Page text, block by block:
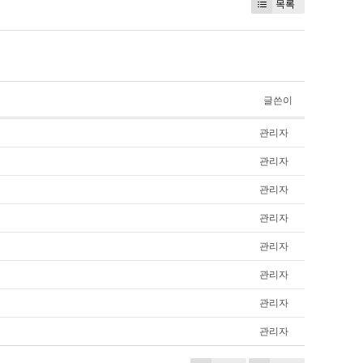
목록
글쓴이
관리자
관리자
관리자
관리자
관리자
관리자
관리자
관리자